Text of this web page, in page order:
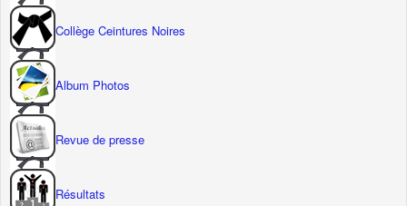
Collège Ceintures Noires
Album Photos
Revue de presse
Résultats